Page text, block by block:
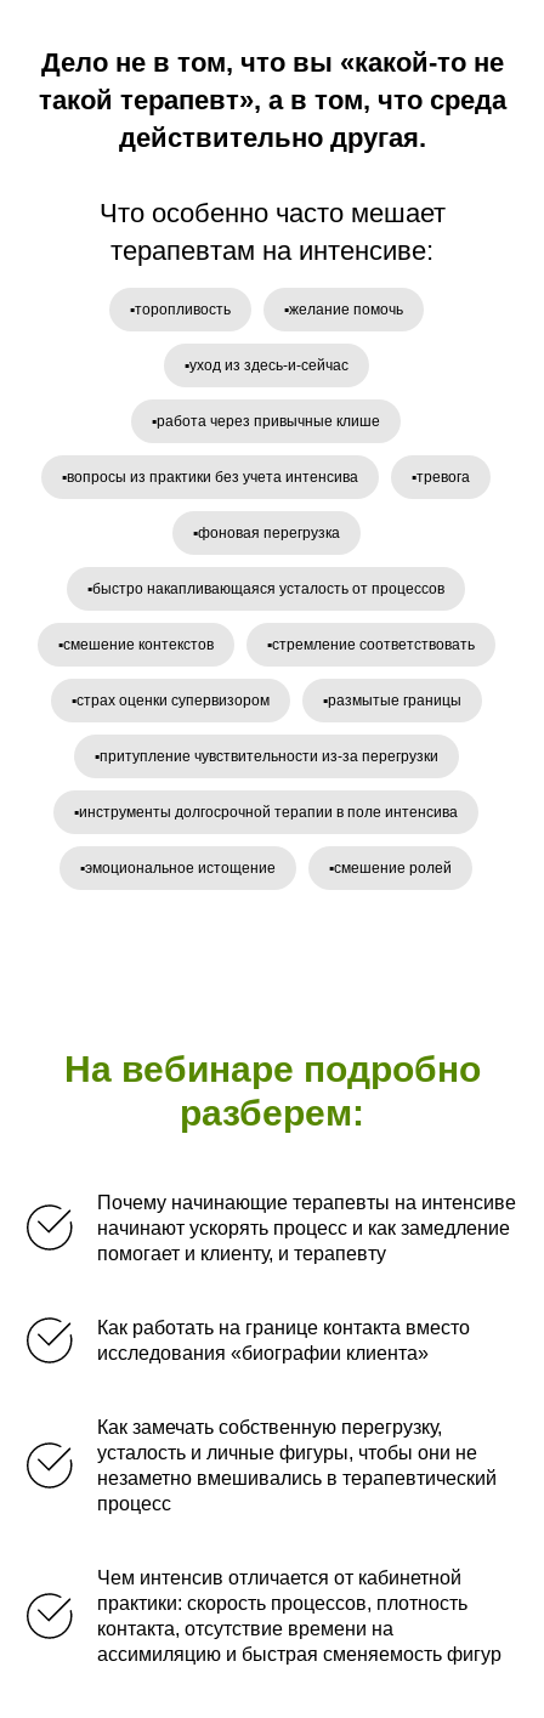
Дело не в том, что вы «какой-то не
такой терапевт», а в том, что среда
действительно другая.
Что особенно часто мешает
терапевтам на интенсиве:
▪️торопливость ▪️желание помочь
▪️уход из здесь-и-сейчас
▪️работа через привычные клише
▪️вопросы из практики без учета интенсива ▪️тревога
▪️фоновая перегрузка
▪️быстро накапливающаяся усталость от процессов
▪️смешение контекстов ▪️стремление соответствовать
▪️страх оценки супервизором ▪️размытые границы
▪️притупление чувствительности из-за перегрузки
▪️инструменты долгосрочной терапии в поле интенсива
▪️эмоциональное истощение ▪️смешение ролей
На вебинаре подробно
разберем:
Почему начинающие терапевты на интенсиве
начинают ускорять процесс и как замедление
помогает и клиенту, и терапевту
Как работать на границе контакта вместо
исследования «биографии клиента»
Как замечать собственную перегрузку,
усталость и личные фигуры, чтобы они не
незаметно вмешивались в терапевтический
процесс
Чем интенсив отличается от кабинетной
практики: скорость процессов, плотность
контакта, отсутствие времени на
ассимиляцию и быстрая сменяемость фигур